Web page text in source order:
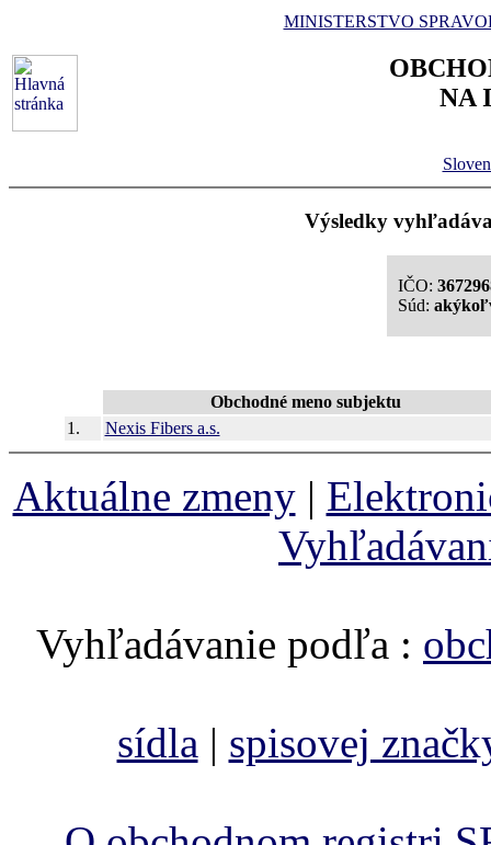
MINISTERSTVO
NA
Výsledky
IČO:
Súd:
Obchodné meno subjektu
1.
Nexis Fibers a.s.
Aktuálne zmeny|
Vyhľadávanie podľa :
sídla | spisovej